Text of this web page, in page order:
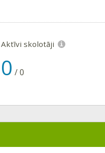
Aktīvi skolotāji
0 /0